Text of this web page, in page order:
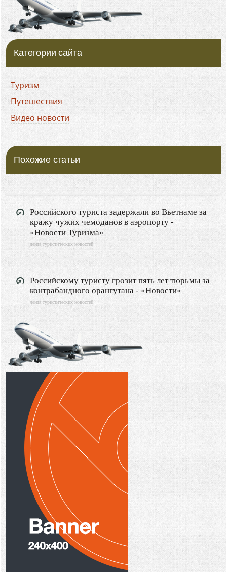
Категории сайта
Туризм
Путешествия
Видео новости
Похожие статьи
Российского туриста задержали во Вьетнаме за
кражу чужих чемоданов в аэропорту -
«Новости Туризма»
лента туристических новостей
Российскому туристу грозит пять лет тюрьмы за
контрабандного орангутана - «Новости»
лента туристических новостей